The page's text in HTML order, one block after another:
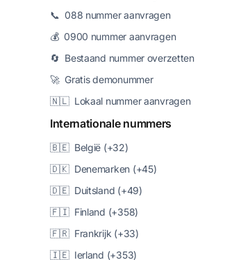
📞 088 nummer aanvragen
💰 0900 nummer aanvragen
🔄 Bestaand nummer overzetten
🚀 Gratis demonummer
🇳🇱 Lokaal nummer aanvragen
Internationale nummers
🇧🇪 België (+32)
🇩🇰 Denemarken (+45)
🇩🇪 Duitsland (+49)
🇫🇮 Finland (+358)
🇫🇷 Frankrijk (+33)
🇮🇪 Ierland (+353)